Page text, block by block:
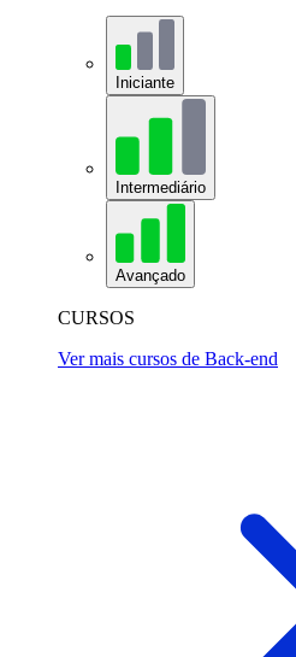
Iniciante
Intermediário
Avançado
CURSOS
Ver mais cursos de Back-end